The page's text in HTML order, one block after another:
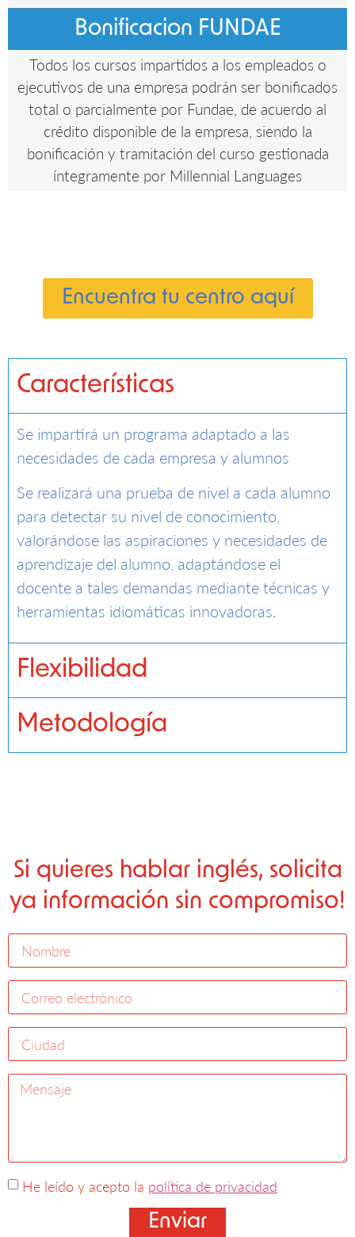
Bonificacion FUNDAE
Todos los cursos impartidos a los empleados o
ejecutivos de una empresa podrán ser bonificados
total o parcialmente por Fundae, de acuerdo al
crédito disponible de la empresa, siendo la
bonificación y tramitación del curso gestionada
íntegramente por Millennial Languages
Encuentra tu centro aquí
Características
Se impartirá un programa adaptado a las
necesidades de cada empresa y alumnos
Se realizará una prueba de nivel a cada alumno
para detectar su nivel de conocimiento,
valorándose las aspiraciones y necesidades de
aprendizaje del alumno, adaptándose el
docente a tales demandas mediante técnicas y
herramientas idiomáticas innovadoras.
Flexibilidad
Metodología
Si quieres hablar inglés, solicita
ya información sin compromiso!
He leído y acepto la política de privacidad
Enviar